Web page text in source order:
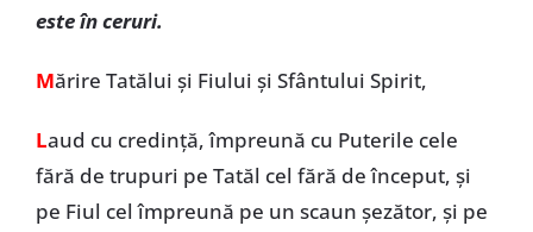
este în ceruri.
Mărire Tatălui și Fiului și Sfântului Spirit,
Laud cu credință, împreună cu Puterile cele
fără de trupuri pe Tatăl cel fără de început, și
pe Fiul cel împreună pe un scaun șezător, și pe